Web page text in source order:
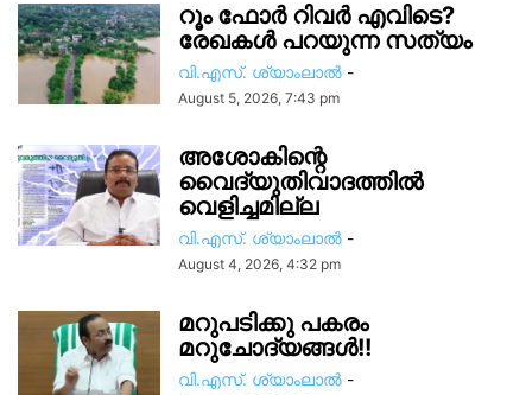
റൂം ഫോർ റിവർ എവിടെ?
രേഖകൾ പറയുന്ന സത്യം
വി.എസ്. ശ്യാംലാൽ -
August 5, 2026, 7:43 pm
അശോകിന്റെ
വൈദ്യുതിവാദത്തിൽ
വെളിച്ചമില്ല
വി.എസ്. ശ്യാംലാൽ -
August 4, 2026, 4:32 pm
മറുപടിക്കു പകരം
മറുചോദ്യങ്ങൾ!!
വി.എസ്. ശ്യാംലാൽ -